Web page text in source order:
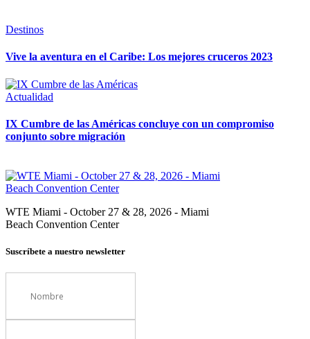
Destinos
Vive la aventura en el Caribe: Los mejores cruceros 2023
Actualidad
IX Cumbre de las Américas concluye con un compromiso
conjunto sobre migración
WTE Miami - October 27 & 28, 2026 - Miami
Beach Convention Center
Suscríbete a nuestro newsletter